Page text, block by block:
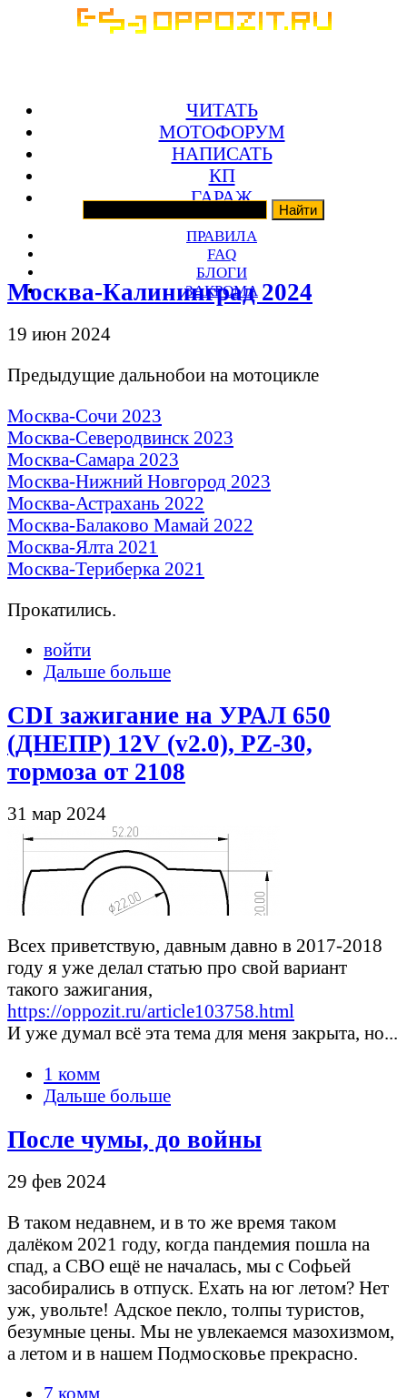
ЧИТАТЬ
МОТОФОРУМ
НАПИСАТЬ
КП
ГАРАЖ
ПРАВИЛА
FAQ
БЛОГИ
ЗАКРОМА
Москва-Калининград 2024
19 июн 2024
Предыдущие дальнобои на мотоцикле
Москва-Сочи 2023
Москва-Северодвинск 2023
Москва-Самара 2023
Москва-Нижний Новгород 2023
Москва-Астрахань 2022
Москва-Балаково Мамай 2022
Москва-Ялта 2021
Москва-Териберка 2021
Прокатились.
войти
Дальше больше
CDI зажигание на УРАЛ 650
(ДНЕПР) 12V (v2.0), PZ-30,
тормоза от 2108
31 мар 2024
Всех приветствую, давным давно в 2017-2018
году я уже делал статью про свой вариант
такого зажигания,
https://oppozit.ru/article103758.html
И уже думал всё эта тема для меня закрыта, но...
1 комм
Дальше больше
После чумы, до войны
29 фев 2024
В таком недавнем, и в то же время таком
далёком 2021 году, когда пандемия пошла на
спад, а СВО ещё не началась, мы с Софьей
засобирались в отпуск. Ехать на юг летом? Нет
уж, увольте! Адское пекло, толпы туристов,
безумные цены. Мы не увлекаемся мазохизмом,
а летом и в нашем Подмосковье прекрасно.
7 комм